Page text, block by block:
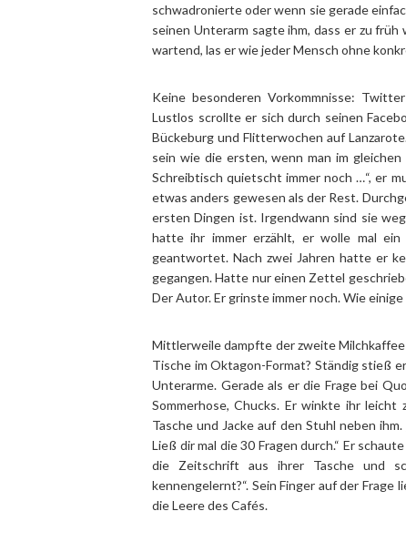
schwadronierte oder wenn sie gerade
seinen Unterarm sagte ihm, dass er zu
wartend, las er wie jeder Mensch ohne
Keine besonderen Vorkommnisse:
Lustlos scrollte er sich durch seinen
Bückeburg und Flitterwochen auf
sein wie die ersten, wenn man im
Schreibtisch quietscht immer noch …“, er
etwas anders gewesen als der Rest.
ersten Dingen ist. Irgendwann sind sie
hatte ihr immer erzählt, er wolle mal
geantwortet. Nach zwei Jahren hatte er
gegangen. Hatte nur einen Zettel
Der Autor. Er grinste immer noch. Wie
Mittlerweile dampfte der zweite
Tische im Oktagon-Format? Ständig stieß
Unterarme. Gerade als er die Frage bei
Sommerhose, Chucks. Er winkte ihr
Tasche und Jacke auf den Stuhl neben
Ließ dir mal die 30 Fragen durch.“ Er
die Zeitschrift aus ihrer Tasche und
kennengelernt?“. Sein Finger auf der
die Leere des Cafés.